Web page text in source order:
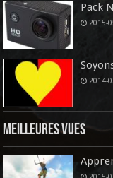
Pack
2015-
2014-
Meilleures vues